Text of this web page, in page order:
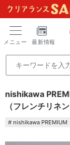
メニュー 最新情報
nishikawa
（フレンチリネン
# nishikawa PREMIUM